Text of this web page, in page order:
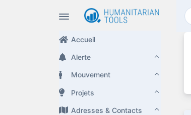
Accueil
Alerte
Mouvement
Projets
Adresses & Contacts